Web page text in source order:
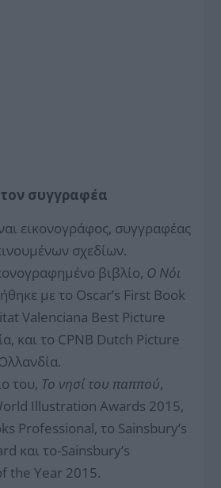
τον συγγραφέα
εικονογράφος, συγγραφέας
σχεδίων.
βιβλίο, Ο Νόι
με το Oscar’s First Book
Valenciana Best Picture
και το CPNB Dutch Picture
του, Το νησί του παππού,
Illustration Awards 2015,
Professional, το Sainsbury’s
και το-Sainsbury’s
the Year 2015.